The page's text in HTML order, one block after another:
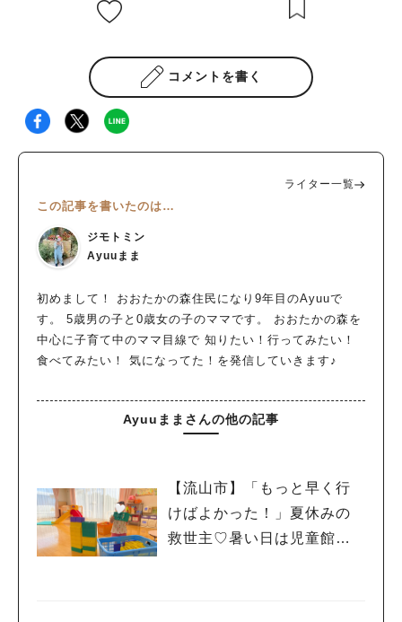
コメントを書く
ライター一覧
この記事を書いたのは…
ジモトミン
Ayuuまま
初めまして！ おおたかの森住民になり9年目のAyuuで
す。 5歳男の子と0歳女の子のママです。 おおたかの森を
中心に子育て中のママ目線で 知りたい！行ってみたい！
食べてみたい！ 気になってた！を発信していきます♪
Ayuuままさんの他の記事
【流山市】「もっと早く行
けばよかった！」夏休みの
救世主♡暑い日は児童館へ！
人気のキーワード
#カフェ#スイーツ